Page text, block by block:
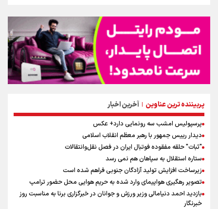
پربیننده ترین عناوین | آخرین اخبار
پرسپولیس امشب سه رونمایی دارد+ عکس
دیدار رییس جمهور با رهبر معظم انقلاب اسلامی
"ثبات" حلقه مفقوده فوتبال ایران در فصل نقل‌وانتقالات
ستاره استقلال به سپاهان هم نمی رسد
زیرساخت افزایش تولید آزادگان جنوبی فراهم شده است
تصویر رهگیری هواپیمای وارد شده به حریم هوایی محل حضور ترامپ
بازدید احمد دنیامالی وزیر ورزش و جوانان در خبرگزاری برنا به مناسبت روز
خبرنگار